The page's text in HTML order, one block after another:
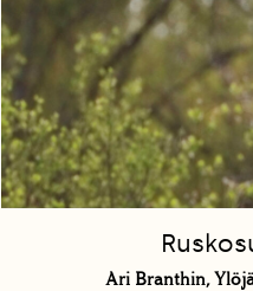
Ari Branthin,